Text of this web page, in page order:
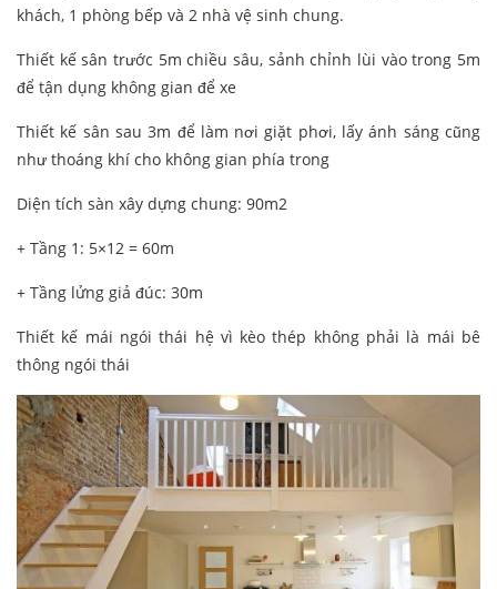
khách, 1 phòng bếp và 2 nhà vệ sinh chung.
Thiết kế sân trước 5m chiều sâu, sảnh chỉnh lùi vào trong 5m
để tận dụng không gian để xe
Thiết kế sân sau 3m để làm nơi giặt phơi, lấy ánh sáng cũng
như thoáng khí cho không gian phía trong
Diện tích sàn xây dựng chung: 90m2
+ Tầng 1: 5×12 = 60m
+ Tầng lửng giả đúc: 30m
Thiết kế mái ngói thái hệ vì kèo thép không phải là mái bê
thông ngói thái